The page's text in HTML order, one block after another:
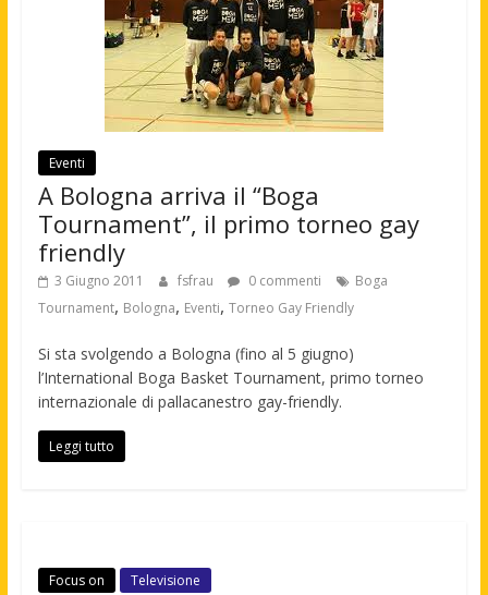
Eventi
A Bologna arriva il “Boga
Tournament”, il primo torneo gay
friendly
3 Giugno 2011 fsfrau 0 commenti
Boga
Tournament, Bologna, Eventi, Torneo Gay Friendly
Si sta svolgendo a Bologna (fino al 5 giugno)
l’International Boga Basket Tournament, primo torneo
internazionale di pallacanestro gay-friendly.
Leggi tutto
Focus on Televisione